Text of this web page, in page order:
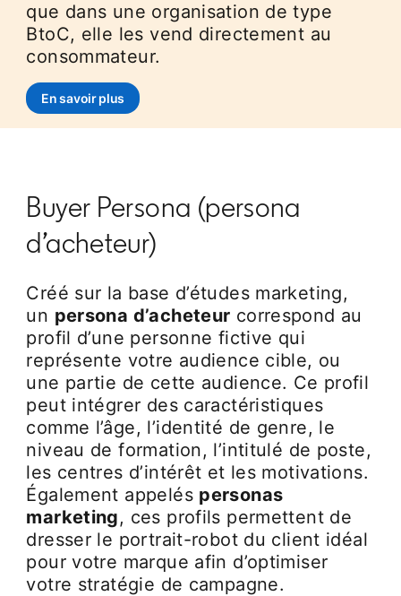
que dans une organisation de type
BtoC, elle les vend directement au
consommateur.
En savoir plus
Buyer Persona (persona
d’acheteur)
Créé sur la base d’études marketing,
un persona d’acheteur correspond au
profil d’une personne fictive qui
représente votre audience cible, ou
une partie de cette audience. Ce profil
peut intégrer des caractéristiques
comme l’âge, l’identité de genre, le
niveau de formation, l’intitulé de poste,
les centres d’intérêt et les motivations.
Également appelés personas
marketing, ces profils permettent de
dresser le portrait-robot du client idéal
pour votre marque afin d’optimiser
votre stratégie de campagne.